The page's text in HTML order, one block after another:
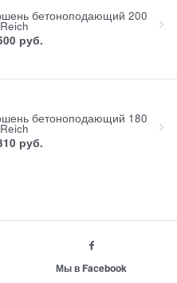
бетоноподающий 200
руб.
бетоноподающий 180
руб.
Мы в Facebook